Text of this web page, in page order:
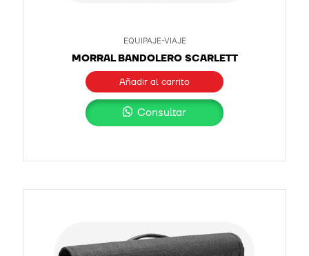
EQUIPAJE-VIAJE
MORRAL BANDOLERO SCARLETT
Añadir al carrito
Consultar